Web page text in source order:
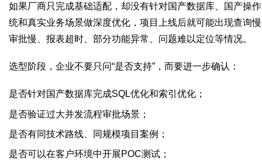
如果厂商只完成基础适配，却没有针对国产数据库、国产操
统和真实业务场景做深度优化，项目上线后就可能出现查询
审批慢、报表超时、部分功能异常、问题难以定位等情况。
选型阶段，企业不要只问“是否支持”，而要进一步确认：
是否针对国产数据库完成SQL优化和索引优化；
是否验证过大并发流程审批场景；
是否有同技术路线、同规模项目案例；
是否可以在客户环境中开展POC测试；